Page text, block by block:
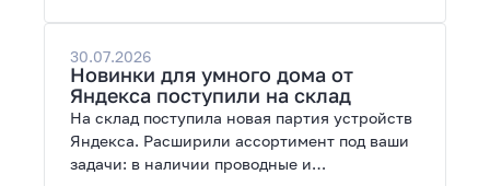
30.07.2026
Новинки для умного дома от
Яндекса поступили на склад
На склад поступила новая партия устройств
Яндекса. Расширили ассортимент под ваши
задачи: в наличии проводные и